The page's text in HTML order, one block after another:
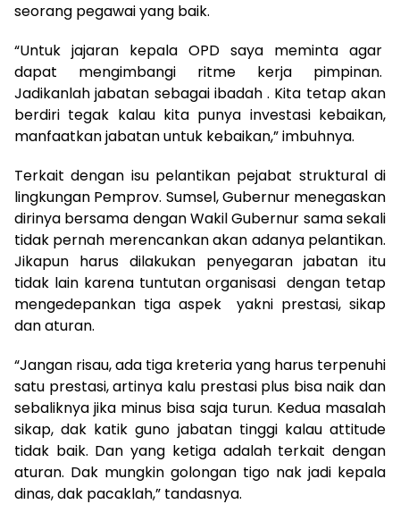
seorang pegawai yang baik.
“Untuk jajaran kepala OPD saya meminta agar
dapat mengimbangi ritme kerja pimpinan.
Jadikanlah jabatan sebagai ibadah . Kita tetap akan
berdiri tegak kalau kita punya investasi kebaikan,
manfaatkan jabatan untuk kebaikan,” imbuhnya.
Terkait dengan isu pelantikan pejabat struktural di
lingkungan Pemprov. Sumsel, Gubernur menegaskan
dirinya bersama dengan Wakil Gubernur sama sekali
tidak pernah merencankan akan adanya pelantikan.
Jikapun harus dilakukan penyegaran jabatan itu
tidak lain karena tuntutan organisasi dengan tetap
mengedepankan tiga aspek yakni prestasi, sikap
dan aturan.
“Jangan risau, ada tiga kreteria yang harus terpenuhi
satu prestasi, artinya kalu prestasi plus bisa naik dan
sebaliknya jika minus bisa saja turun. Kedua masalah
sikap, dak katik guno jabatan tinggi kalau attitude
tidak baik. Dan yang ketiga adalah terkait dengan
aturan. Dak mungkin golongan tigo nak jadi kepala
dinas, dak pacaklah,” tandasnya.